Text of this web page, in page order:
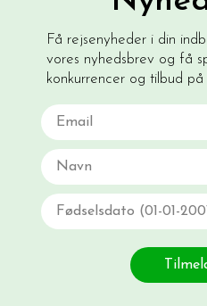
Få rejsenyheder i din
vores nyhedsbrev og få
konkurrencer og tilbud på
Email
Navn
Fødselsdato